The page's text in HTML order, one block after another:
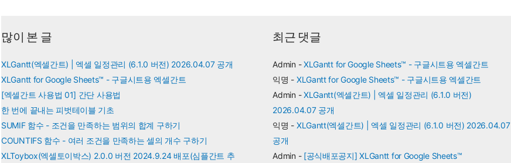
숫
림,
올
림,
내
많이 본 글
XLGantt(엑셀간트) | 엑셀 일정관리 (6.1.0 버전) 2026.04.07 공개
XLGantt for Google Sheets™ - 구글시트용 엑셀간트
[엑셀간트 사용법 01] 간단 사용법
한 번에 끝내는 피벗테이블 기초
SUMIF 함수 - 조건을 만족하는 범위의 합계 구하기
COUNTIFS 함수 - 여러 조건을 만족하는 셀의 개수 구하기
XLToybox(엑셀토이박스) 2.0.0 버전 2024.9.24 배포(심플간트 추
최근 댓글
Admin -XLGantt for Google Sheets™ - 구글시트용 엑셀간트
익명 - XLGantt for Google Sheets™ - 구글시트용 엑셀간트
Admin -XLGantt(엑셀간트) | 엑셀 일정관리 (6.1.0 버전)
2026.04.07 공개
익명 - XLGantt(엑셀간트) | 엑셀 일정관리 (6.1.0 버전) 2026.04.07
공개
Admin - [공식배포공지] XLGantt for Google Sheets™